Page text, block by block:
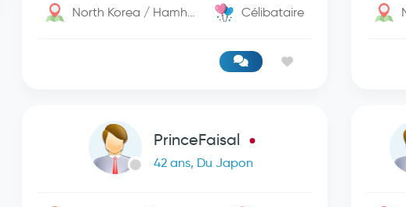
North Korea / Hamhung Célibataire
PrinceFaisal
42 ans, Du Japon